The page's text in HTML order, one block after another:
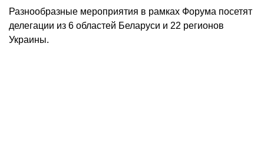
Разнообразные мероприятия в рамках Форума посетят
делегации из 6 областей Беларуси и 22 регионов
Украины.